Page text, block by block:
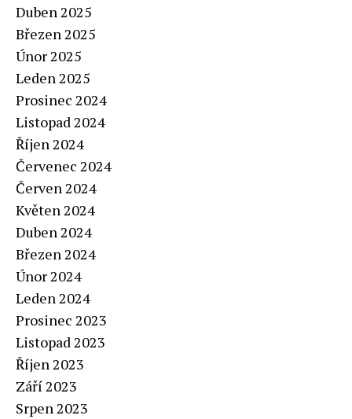
Duben 2025
Březen 2025
Únor 2025
Leden 2025
Prosinec 2024
Listopad 2024
Říjen 2024
Červenec 2024
Červen 2024
Květen 2024
Duben 2024
Březen 2024
Únor 2024
Leden 2024
Prosinec 2023
Listopad 2023
Říjen 2023
Září 2023
Srpen 2023